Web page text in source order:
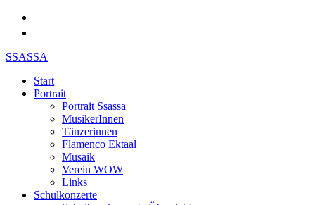
SSASSA
Start
Portrait
Portrait Ssassa
MusikerInnen
Tänzerinnen
Flamenco Ektaal
Musaik
Verein WOW
Links
Schulkonzerte